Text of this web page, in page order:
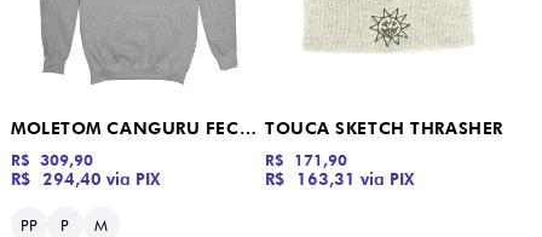
MOLETOM CANGURU FECHADO SKATE MAG THRASHER CINZA MESCLA
R$ 294,40 via PIX
R$ 309,90
PP P M
TOUCA SKETCH THRASHER
R$ 163,31 via PIX
R$ 171,90